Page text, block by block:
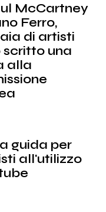
McCartney
Ferro,
di artisti
scritto una
alla
guida per
all'utilizzo